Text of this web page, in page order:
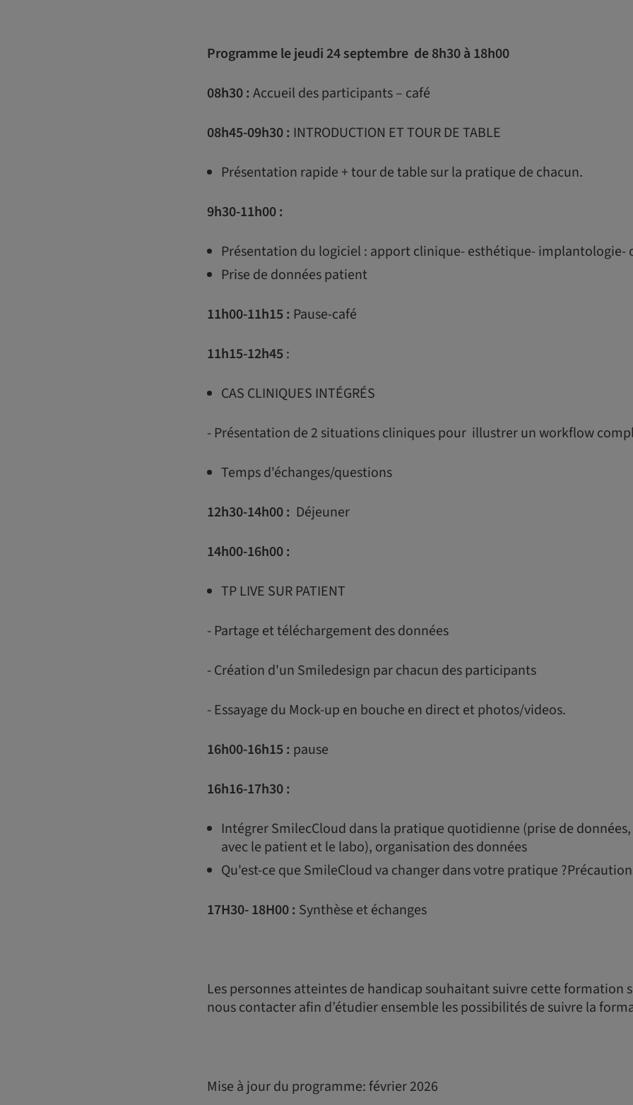
Programme le jeudi 24 septembre de 8h30 à 18h00
08h30 : Accueil des participants – café
08h45-09h30 : INTRODUCTION ET TOUR DE TABLE
Présentation rapide + tour de table sur la pratique de chacun.
9h30-11h00 :
Présentation du logiciel : apport clinique- esthétique-
Prise de données patient
11h00-11h15 : Pause-café
11h15-12h45:
CAS CLINIQUES INTÉGRÉS
- Présentation de 2 situations cliniques pour illustrer un workflow
Temps d'échanges/questions
12h30-14h00 : Déjeuner
14h00-16h00 :
TP LIVE SUR PATIENT
- Partage et téléchargement des données
- Création d'un Smiledesign par chacun des participants
- Essayage du Mock-up en bouche en direct et photos/videos.
16h00-16h15 : pause
16h16-17h30 :
Intégrer SmilecCloud dans la pratique quotidienne (prise de
avec le patient et le labo), organisation des données
Qu'est-ce que SmileCloud va changer dans votre pratique
17H30- 18H00 : Synthèse et échanges
Les personnes atteintes de handicap souhaitant suivre cette formation
nous contacter afin d’étudier ensemble les possibilités de suivre la
Mise à jour du programme: février 2026